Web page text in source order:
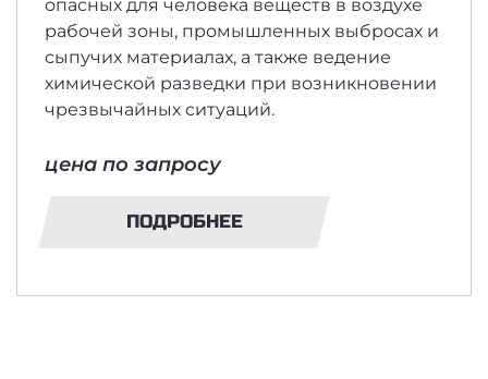
опасных для человека веществ в воздухе
рабочей зоны, промышленных выбросах и
сыпучих материалах, а также ведение
химической разведки при возникновении
чрезвычайных ситуаций.
цена по запросу
ПОДРОБНЕЕ